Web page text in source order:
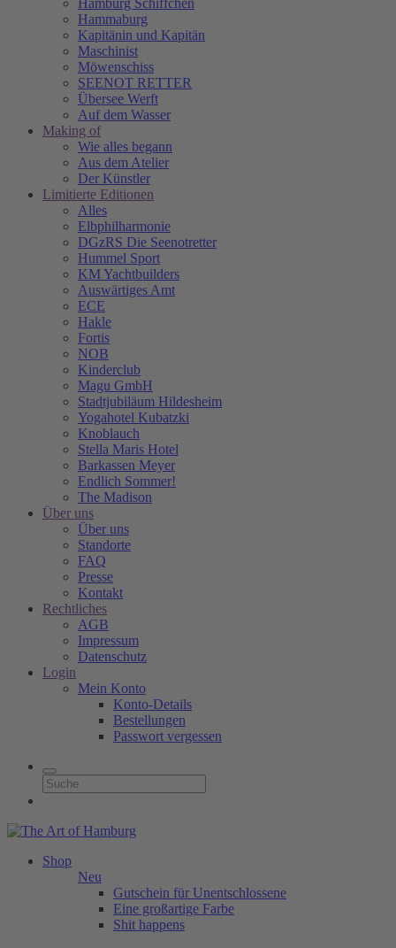
Hamburg Schiffchen
Hammaburg
Kapitänin und Kapitän
Maschinist
Möwenschiss
SEENOT RETTER
Übersee Werft
Auf dem Wasser
Making of
Wie alles begann
Aus dem Atelier
Der Künstler
Limitierte Editionen
Alles
Elbphilharmonie
DGzRS Die Seenotretter
Hummel Sport
KM Yachtbuilders
Auswärtiges Amt
ECE
Hakle
Fortis
NOB
Kinderclub
Magu GmbH
Stadtjubiläum Hildesheim
Yogahotel Kubatzki
Knoblauch
Stella Maris Hotel
Barkassen Meyer
Endlich Sommer!
The Madison
Über uns
Über uns
Standorte
FAQ
Presse
Kontakt
Rechtliches
AGB
Impressum
Datenschutz
Login
Mein Konto
Konto-Details
Bestellungen
Passwort vergessen
Shop
Neu
Gutschein für Unentschlossene
Eine großartige Farbe
Shit happens